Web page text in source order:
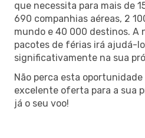
que necessita para mais de
690 companhias aéreas, 2
mundo e 40 000 destinos. A
pacotes de férias irá ajudá-
significativamente na sua
Não perca esta
excelente oferta para a sua
já o seu voo!